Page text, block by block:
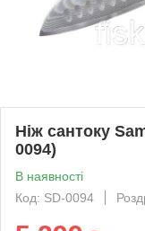
Ніж сантоку
0094)
В наявності
Код: SD-0094